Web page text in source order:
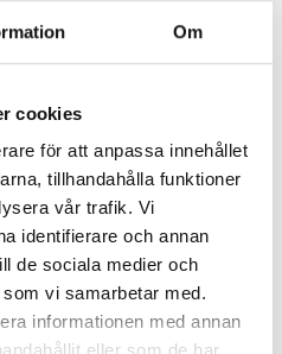
Om
cookies
för att anpassa innehållet
tillhandahålla funktioner
vår trafik. Vi
identifierare och annan
de sociala medier och
vi samarbetar med.
informationen med annan